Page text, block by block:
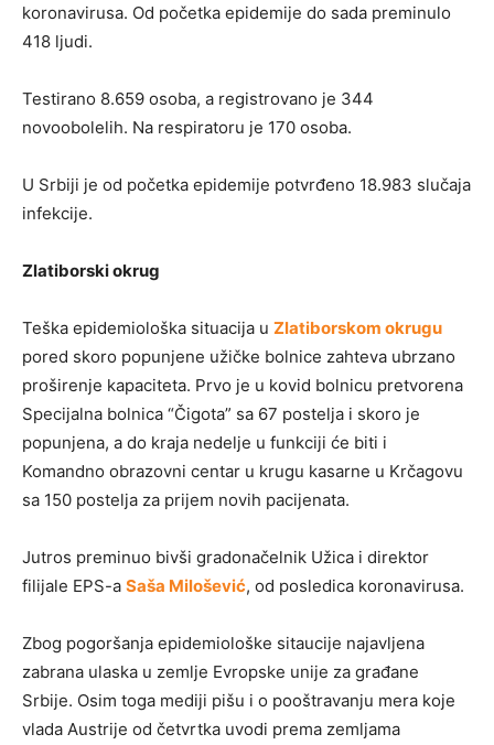
koronavirusa. Od početka epidemije do sada preminulo
418 ljudi.
Testirano 8.659 osoba, a registrovano je 344
novoobolelih. Na respiratoru je 170 osoba.
U Srbiji je od početka epidemije potvrđeno 18.983 slučaja
infekcije.
Zlatiborski okrug
Teška epidemiološka situacija u Zlatiborskom okrugu
pored skoro popunjene užičke bolnice zahteva ubrzano
proširenje kapaciteta. Prvo je u kovid bolnicu pretvorena
Specijalna bolnica “Čigota” sa 67 postelja i skoro je
popunjena, a do kraja nedelje u funkciji će biti i
Komandno obrazovni centar u krugu kasarne u Krčagovu
sa 150 postelja za prijem novih pacijenata.
Jutros preminuo bivši gradonačelnik Užica i direktor
filijale EPS-a Saša Milošević, od posledica koronavirusa.
Zbog pogoršanja epidemiološke sitaucije najavljena
zabrana ulaska u zemlje Evropske unije za građane
Srbije. Osim toga mediji pišu i o pooštravanju mera koje
vlada Austrije od četvrtka uvodi prema zemljama